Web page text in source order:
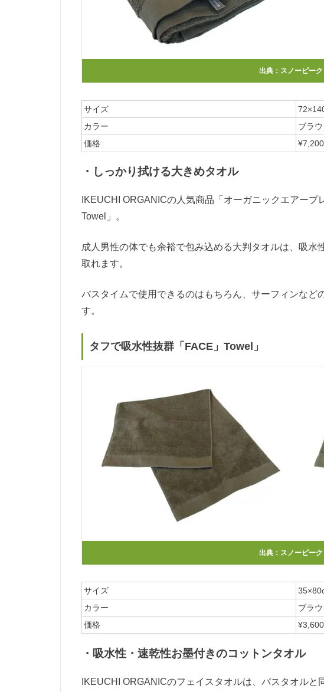
出典： スノーピーク
サイズ
カラー
ブラ
価格
・しっかり拭ける大きめタオル
IKEUCHI ORGANICの人気商品「オーガニックエアー
Towel」。
成人男性の体でも余裕で包み込める大判タオルは、吸水
取れます。
バスタイムで使用できるのはもちろん、サーフィンなど
す。
タフで吸水性抜群「FACE」Towel」
出典： スノーピーク
サイズ
カラー
ブラ
価格
・吸水性・速乾性お墨付きのコットンタオル
IKEUCHI ORGANICのフェイスタオルは、バスタオル